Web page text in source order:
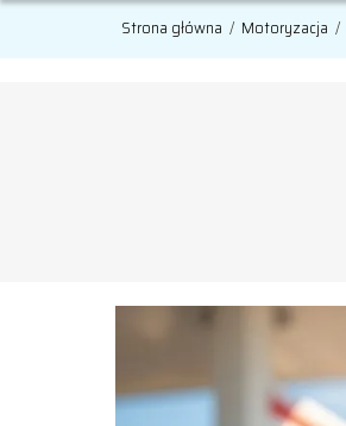
Strona główna / Motoryzacja /